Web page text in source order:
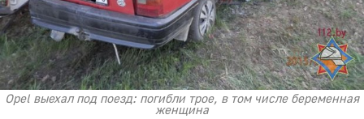
Opel выехал под поезд: погибли трое, в том числе беременная
женщина